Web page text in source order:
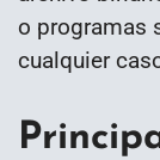
o programas
cualquier